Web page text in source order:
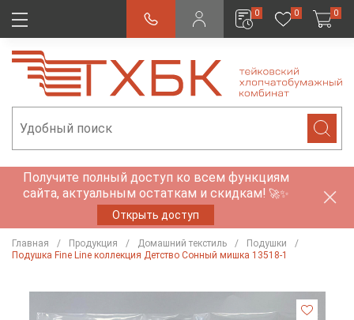
0 0 0
Получите полный доступ ко всем функциям
сайта, актуальным остаткам и скидкам! 🚀✨
Открыть доступ
Главная Продукция Домашний текстиль
Подушки
Подушка Fine Line коллекция Детство Сонный мишка 13518-1